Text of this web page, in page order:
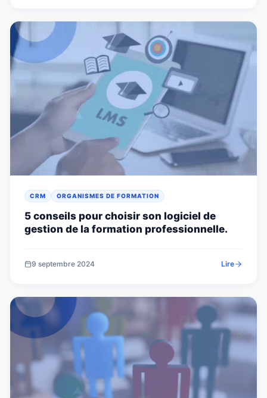
CRM ORGANISMES DE FORMATION
5 conseils pour choisir son logiciel de
gestion de la formation professionnelle.
9 septembre 2024 Lire